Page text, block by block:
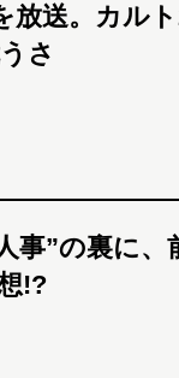
放送。カル
さ
事”の裏に、
!?